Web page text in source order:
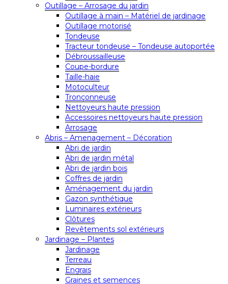
Outillage – Arrosage du jardin
Outillage à main – Matériel de jardinage
Outillage motorisé
Tondeuse
Tracteur tondeuse – Tondeuse autoportée
Débroussailleuse
Coupe-bordure
Taille-haie
Motoculteur
Tronçonneuse
Nettoyeurs haute pression
Accessoires nettoyeurs haute pression
Arrosage
Abris – Amenagement – Décoration
Abri de jardin
Abri de jardin métal
Abri de jardin bois
Coffres de jardin
Aménagement du jardin
Gazon synthétique
Luminaires extérieurs
Clôtures
Revêtements sol extérieurs
Jardinage – Plantes
Jardinage
Terreau
Engrais
Graines et semences